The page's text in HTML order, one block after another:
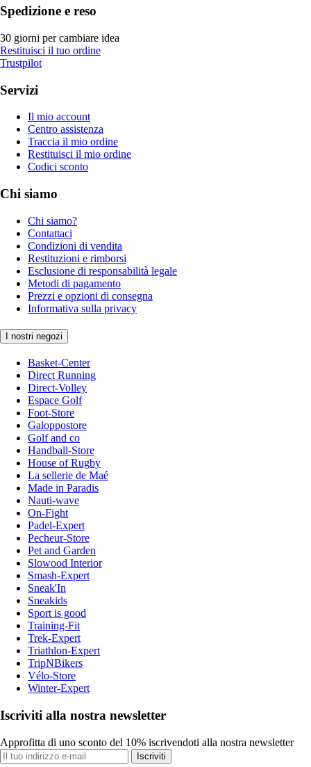
Spedizione e reso
30 giorni per cambiare idea
Restituisci il tuo ordine
Trustpilot
Servizi
Il mio account
Centro assistenza
Traccia il mio ordine
Restituisci il mio ordine
Codici sconto
Chi siamo
Chi siamo?
Contattaci
Condizioni di vendita
Restituzioni e rimborsi
Esclusione di responsabilità legale
Metodi di pagamento
Prezzi e opzioni di consegna
Informativa sulla privacy
I nostri negozi
Basket-Center
Direct Running
Direct-Volley
Espace Golf
Foot-Store
Galoppostore
Golf and co
Handball-Store
House of Rugby
La sellerie de Maé
Made in Paradis
Nauti-wave
On-Fight
Padel-Expert
Pecheur-Store
Pet and Garden
Slowood Interior
Smash-Expert
Sneak'In
Sneakids
Sport is good
Training-Fit
Trek-Expert
Triathlon-Expert
TripNBikers
Vélo-Store
Winter-Expert
Iscriviti alla nostra newsletter
Approfitta di uno sconto del 10% iscrivendoti alla nostra newsletter
Iscriviti